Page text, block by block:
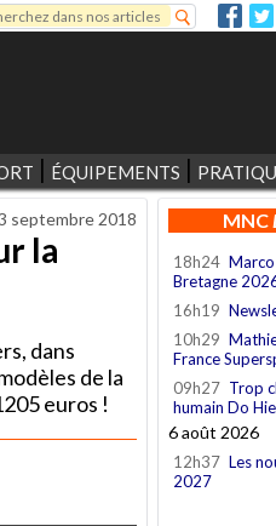
de recherche
ÉQUIPEMENTS
septembre 2018
la
dans
de la
euros !
MNC
18h24 Marco
Bretagne
16h19
10h29
France
09h27 Trop
humain Do
6 août 2026
12h37 Les
2027